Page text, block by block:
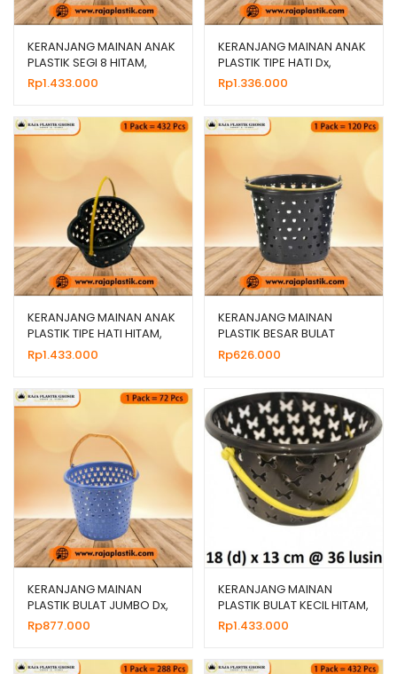
KERANJANG MAINAN ANAK
PLASTIK SEGI 8 HITAM,
HARGA GROSIR
Rp1.433.000
KERANJANG MAINAN ANAK
PLASTIK TIPE HATI Dx,
HARGA GROSIR
Rp1.336.000
KERANJANG MAINAN ANAK
PLASTIK TIPE HATI HITAM,
HARGA GROSIR
Rp1.433.000
KERANJANG MAINAN
PLASTIK BESAR BULAT
HITAM PANDA STAR
Rp626.000
KERANJANG MAINAN
PLASTIK BULAT JUMBO Dx,
HARGA GROSIR
Rp877.000
KERANJANG MAINAN
PLASTIK BULAT KECIL HITAM,
HARGA GROSIR
Rp1.433.000